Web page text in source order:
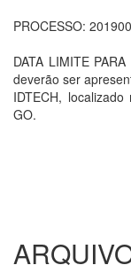
PROCESSO:
DATA LIMITE
deverão ser
IDTECH,
GO.